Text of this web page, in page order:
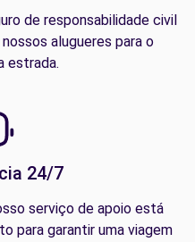
de responsabilidade civil
alugueres para o
estrada.
24/7
serviço de apoio está
para garantir uma viagem